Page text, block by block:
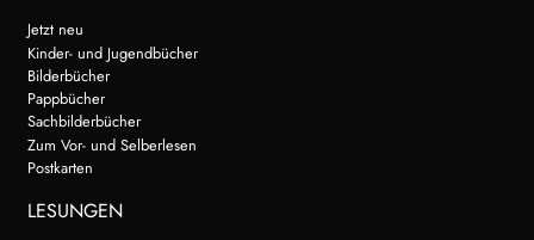
Jetzt neu
Kinder- und Jugendbücher
Bilderbücher
Pappbücher
Sachbilderbücher
Zum Vor- und Selberlesen
Postkarten
LESUNGEN